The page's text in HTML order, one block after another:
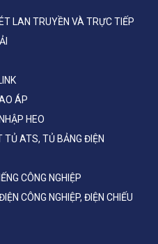
LAN TRUYỀN VÀ TRỰC TIẾP
ÁP
HEO
ATS, TỦ BẢNG ĐIỆN
CÔNG NGHIỆP
CÔNG NGHIỆP, ĐIỆN CHIẾU